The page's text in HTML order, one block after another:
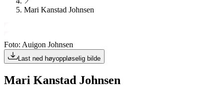
Mari Kanstad Johnsen
Foto: Auigon Johnsen
Last ned høyoppløselig bilde
Mari Kanstad Johnsen